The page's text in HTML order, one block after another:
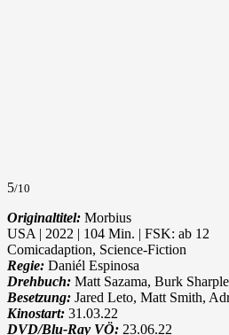
5/10
Originaltitel: Morbius
USA | 2022 | 104 Min. | FSK: ab 12
Comicadaption, Science-Fiction
Regie: Daniél Espinosa
Drehbuch: Matt Sazama, Burk
Besetzung: Jared Leto, Matt Smith,
Kinostart: 31.03.22
DVD/Blu-Ray VÖ: 23.06.22